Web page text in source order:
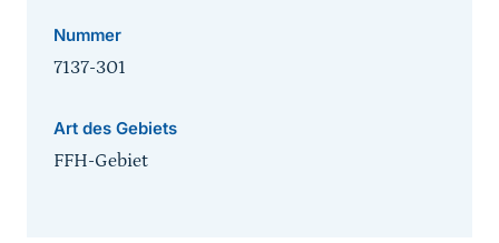
Nummer
7137-301
Art des Gebiets
FFH-Gebiet